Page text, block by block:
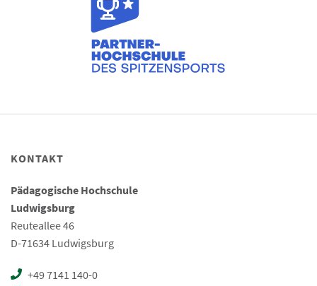
KONTAKT
Pädagogische Hochschule
Ludwigsburg
Reuteallee 46
D-71634 Ludwigsburg
+49 7141 140-0